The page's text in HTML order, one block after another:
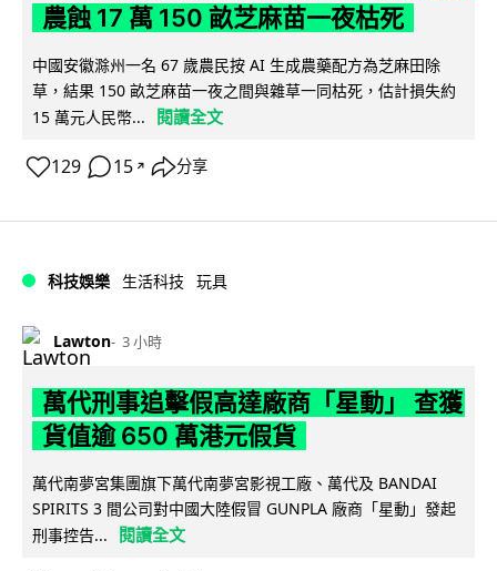
農蝕 17 萬 150 畝芝麻苗一夜枯死
中國安徽滁州一名 67 歲農民按 AI 生成農藥配方為芝麻田除
草，結果 150 畝芝麻苗一夜之間與雜草一同枯死，估計損失約
15 萬元人民幣...
閱讀全文
129 15 ↗ 分享
科技娛樂 生活科技 玩具
Lawton 3 小時
萬代刑事追擊假高達廠商「星動」 查獲
貨值逾 650 萬港元假貨
萬代南夢宮集團旗下萬代南夢宮影視工廠、萬代及 BANDAI
SPIRITS 3 間公司對中國大陸假冒 GUNPLA 廠商「星動」發起
刑事控告...
閱讀全文